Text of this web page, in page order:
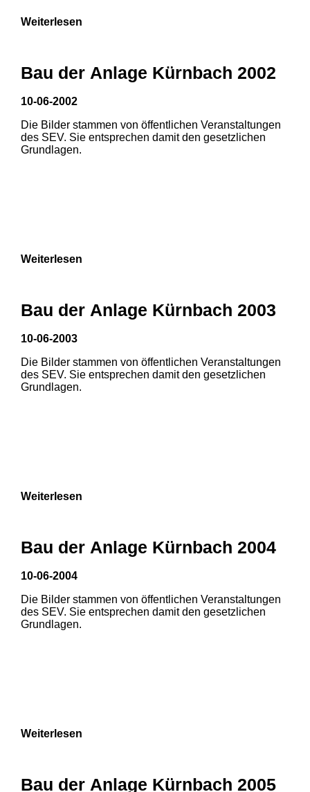
1 2 3
Weiterlesen
Bau der Anlage Kürnbach 2002
10-06-2002
Die Bilder stammen von öffentlichen Veranstaltungen
des SEV. Sie entsprechen damit den gesetzlichen
Grundlagen.
Weiterlesen
Bau der Anlage Kürnbach 2003
10-06-2003
Die Bilder stammen von öffentlichen Veranstaltungen
des SEV. Sie entsprechen damit den gesetzlichen
Grundlagen.
Weiterlesen
Bau der Anlage Kürnbach 2004
10-06-2004
Die Bilder stammen von öffentlichen Veranstaltungen
des SEV. Sie entsprechen damit den gesetzlichen
Grundlagen.
Weiterlesen
Bau der Anlage Kürnbach 2005